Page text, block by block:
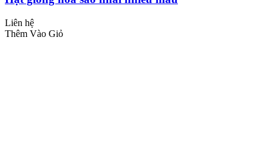
Liên hệ
Thêm Vào Giỏ